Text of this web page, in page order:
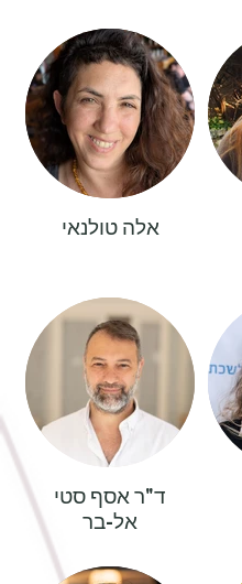
אלה טולנאי
ד"ר אסף סטי
אל-בר